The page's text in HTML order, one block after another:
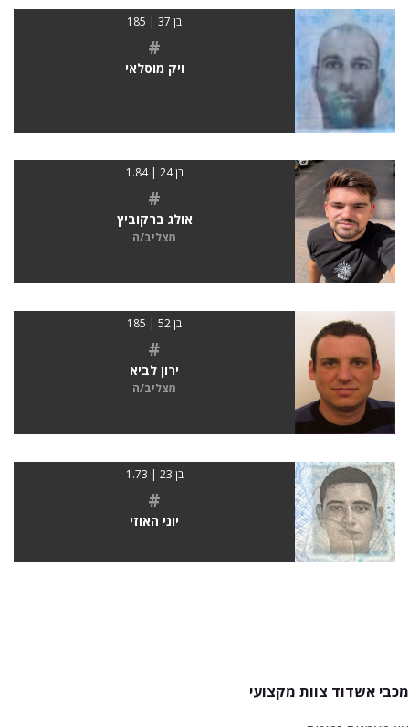
בן 37 | 185
#
ויק מוסלאי
בן 24 | 1.84
#
אולג ברקוביץ
מצליב/ה
בן 52 | 185
#
ירון לביא
מצליב/ה
בן 23 | 1.73
#
יוני האוזי
מכבי אשדוד צוות מקצועי